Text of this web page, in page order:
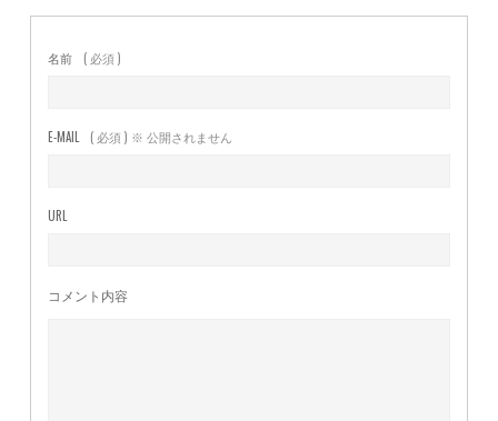
名前 ( 必須 )
E-MAIL ( 必須 ) ※ 公開されません
URL
コメント内容